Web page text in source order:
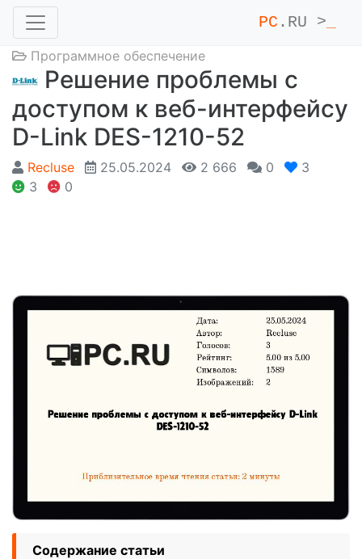
PC .RU >
Программное обеспечение
Решение проблемы с
доступом к веб-интерфейсу
D-Link DES-1210-52
Recluse 25.05.2024 2 666 0
3
3
0
Содержание статьи